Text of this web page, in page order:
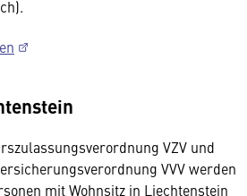
VZV und
VVV werden
mit Wohnsitz in Liechtenstein